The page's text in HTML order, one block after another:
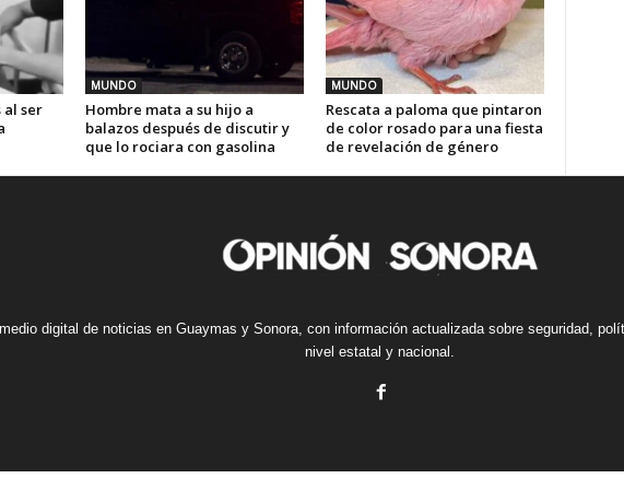
al ser
MUNDO
Hombre mata a su hijo a
balazos después de discutir y
que lo rociara con gasolina
MUNDO
Rescata a paloma que pintaron
de color rosado para una fiesta
de revelación de género
digital de noticias en Guaymas y Sonora, con información actualizada sobre seguridad,
nivel estatal y nacional.